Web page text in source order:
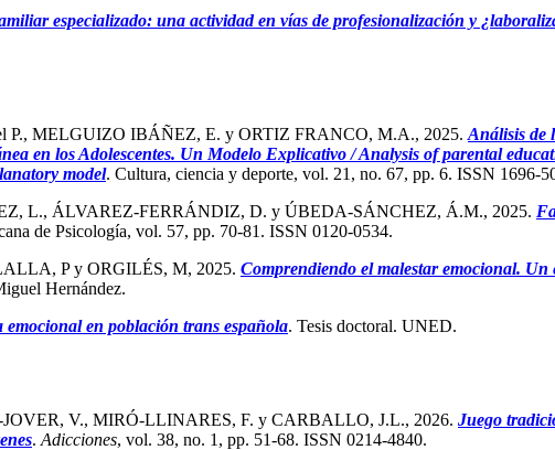
especializado: una actividad en vías de profesionalización y
MELGUIZO IBÁÑEZ, E. y ORTIZ FRANCO, M.A., 2025. Análisis de
en los Adolescentes. Un Modelo Explicativo / Analysis of parental
model. Cultura, ciencia y deporte, vol. 21, no. 67, pp. 6. ISSN 1696-
L., ÁLVAREZ-FERRÁNDIZ, D. y ÚBEDA-SÁNCHEZ, Á.M., 2025.
de Psicología, vol. 57, pp. 70-81. ISSN 0120-0534.
P y ORGILÉS, M, 2025. Comprendiendo el malestar emocional.
Hernández.
en población trans española. Tesis doctoral. UNED.
V., MIRÓ-LLINARES, F. y CARBALLO, J.L., 2026. Juego
. Adicciones, vol. 38, no. 1, pp. 51-68. ISSN 0214-4840.